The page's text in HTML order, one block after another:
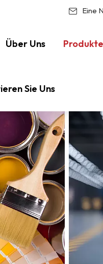
Eine
Über Uns Produkte
Sie Uns